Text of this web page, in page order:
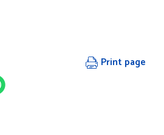
Print page